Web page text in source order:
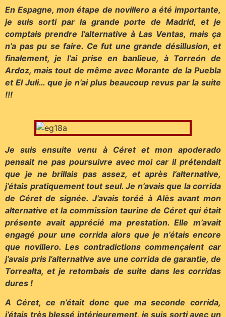
En Espagne, mon étape de novillero a été importante,
je suis sorti par la grande porte de Madrid, et je
comptais prendre l’alternative à Las Ventas, mais ça
n’a pas pu se faire. Ce fut une grande désillusion, et
finalement, je l’ai prise en banlieue, à Torreón de
Ardoz, mais tout de même avec Morante de la Puebla
et El Juli… que je n’ai plus beaucoup revus par la suite
!!!
Je suis ensuite venu à Céret et mon apoderado
pensait ne pas poursuivre avec moi car il prétendait
que je ne brillais pas assez, et après l’alternative,
j’étais pratiquement tout seul. Je n’avais que la corrida
de Céret de signée. J’avais toréé à Alès avant mon
alternative et la commission taurine de Céret qui était
présente avait apprécié ma prestation. Elle m’avait
engagé pour une corrida alors que je n’étais encore
que novillero. Les contradictions commençaient car
j’avais pris l’alternative ave une corrida de garantie, de
Torrealta, et je retombais de suite dans les corridas
dures !
A Céret, ce n’était donc que ma seconde corrida,
j’étais très blessé intérieurement, je suis sorti avec un